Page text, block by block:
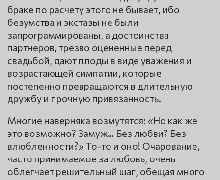
браке по расчету этого не бывает, ибо
безумства и экстазы не были
запрограммированы, а достоинства
партнеров, трезво оцененные перед
свадьбой, дают плоды в виде уважения и
возрастающей симпатии, которые
постепенно превращаются в длительную
дружбу и прочную привязанность.
Многие наверняка возмутятся: «Но как же
это возможно? Замуж… Без любви? Без
влюбленности?» То-то и оно! Очарование,
часто принимаемое за любовь, очень
облегчает решительный шаг, обещая много